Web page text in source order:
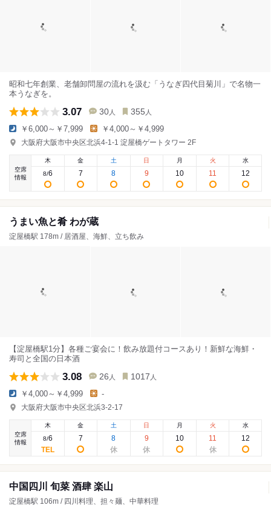
昭和七年創業、老舗卸問屋の流れを汲む「うなぎ四代目菊川」で名物一
本うなぎを。
3.07 30 人 355 人
￥6,000～￥7,999 ￥4,000～￥4,999
大阪府大阪市中央区北浜4-1-1 淀屋橋ゲートタワー 2F
空席
情報
木
8/6
金
7
土
8
日
9
月
10
火
11
水
12
うまい魚と肴 わが蔵
淀屋橋駅 178m / 居酒屋、海鮮、立ち飲み
【淀屋橋駅1分】各種ご宴会に！飲み放題付コースあり！新鮮な海鮮・
寿司と全国の日本酒
3.08 26 人 1017 人
￥4,000～￥4,999 -
大阪府大阪市中央区北浜3-2-17
空席
情報
木
8/6
金
7
土
8
日
9
月
10
火
11
水
12
中国四川 旬菜 酒肆 楽山
淀屋橋駅 106m / 四川料理、担々麺、中華料理